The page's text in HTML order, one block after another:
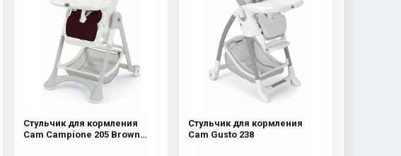
Стульчик для кормления
Cam Campione 205 Brown
Стульчик для кормления
Cam Gusto 238